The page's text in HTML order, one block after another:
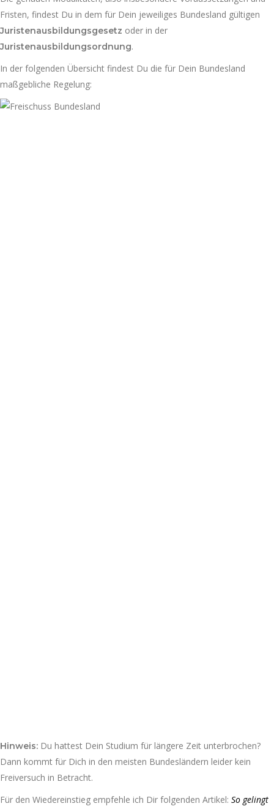
Fristen, findest Du in dem für Dein jeweiliges Bundesland gültigen
Juristenausbildungsgesetz oder in der
Juristenausbildungsordnung.
In der folgenden Übersicht findest Du die für Dein Bundesland
maßgebliche Regelung:
Hinweis: Du hattest Dein Studium für längere Zeit unterbrochen?
Dann kommt für Dich in den meisten Bundesländern leider kein
Freiversuch in Betracht.
Für den Wiedereinstieg empfehle ich Dir folgenden Artikel: So gelingt